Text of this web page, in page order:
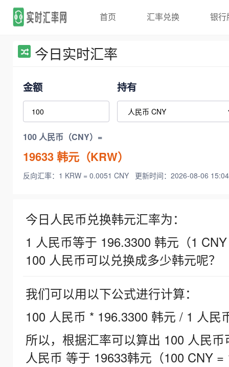
首页 汇率兑换 银行
今日实时汇率
金额 持有
100 人民币（CNY）=
19633韩元（KRW）
反向汇率：1 KRW = 0.0051 CNY 更新时间：2026-08-06
今日人民币兑换韩元汇率为：
1 人民币等于 196.3300 韩元（1
100 人民币可以兑换成多少韩元呢？
我们可以用以下公式进行计算：
100 人民币 * 196.3300 韩元 / 1 人民
所以，根据汇率可以算出 100 人民
人民币 等于 19633韩元（100 CNY =